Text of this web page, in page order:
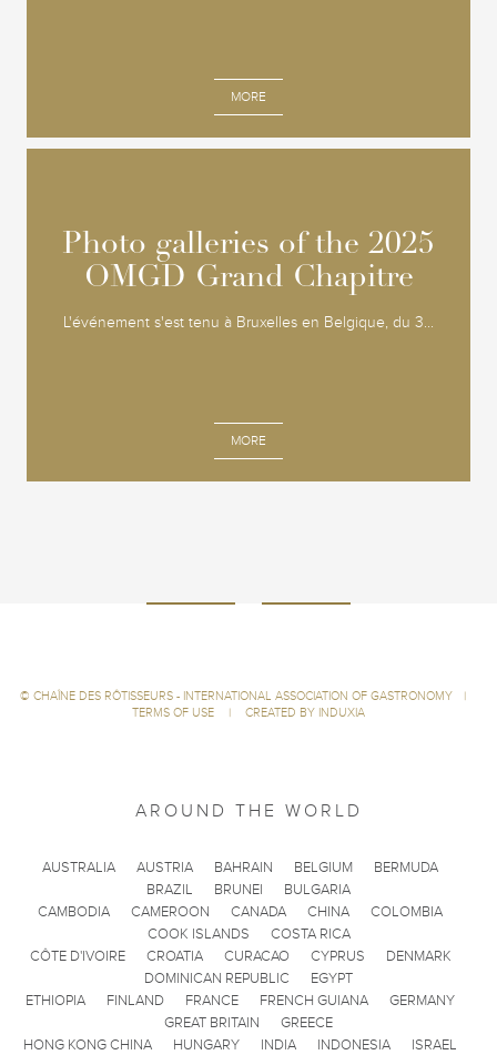
MORE
Photo galleries of the 2025
OMGD Grand Chapitre
L'événement s'est tenu à Bruxelles en Belgique, du 3...
MORE
Photo galleries of the 2025
OMGD Grand Chapitre
© CHAÎNE DES RÔTISSEURS - INTERNATIONAL ASSOCIATION OF GASTRONOMY
|
TERMS OF USE
| CREATED BY INDUXIA
AROUND THE WORLD
AUSTRALIA AUSTRIA BAHRAIN BELGIUM
BERMUDA
BRAZIL
BRUNEI
BULGARIA
CAMBODIA
CAMEROON CANADA CHINA
COLOMBIA
COOK ISLANDS
COSTA RICA
CÔTE D'IVOIRE
CROATIA CURACAO CYPRUS
DENMARK
DOMINICAN REPUBLIC
EGYPT
ETHIOPIA
FINLAND FRANCE FRENCH GUIANA
GERMANY
GREAT BRITAIN
GREECE
HONG KONG CHINA
HUNGARY INDIA INDONESIA ISRAEL